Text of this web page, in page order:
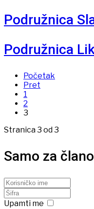
Podružnica
Podružnica
Početak
Pret
1
2
3
Stranica 3 od 3
Samo za
Upamti me